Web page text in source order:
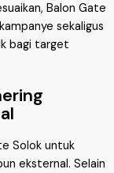
Balon Gate
sekaligus
bagi target
Solok untuk
eksternal. Selain